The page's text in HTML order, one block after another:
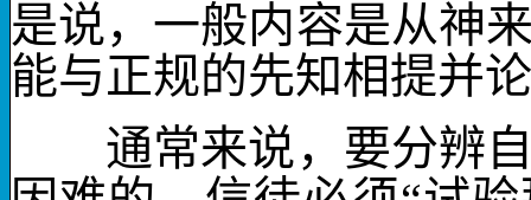
是说，一般内容是从神
能与正规的先知相提并
通常来说，要分辨自